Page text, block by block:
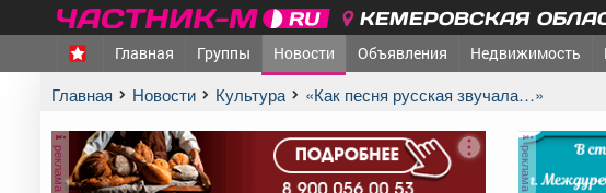
КЕМЕРОВСКАЯ
Главная Группы Новости Объявления Недвижимость
Главная Новости Культура «Как песня русская звучала…»
реклама реклама